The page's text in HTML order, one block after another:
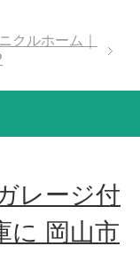
クルホーム｜
レージ付
に 岡山市